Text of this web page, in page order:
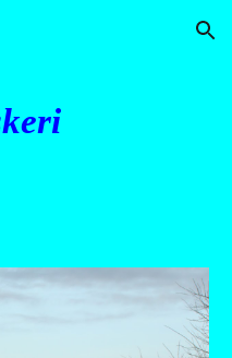
Skip to navigation